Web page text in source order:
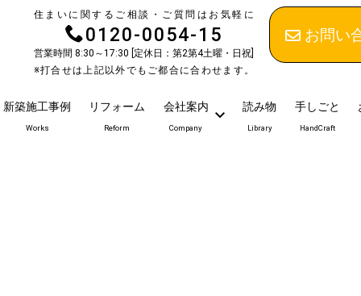
住まいに関するご相談・ご質問はお気軽に
0120-0054-15
営業時間 8:30～17:30 [定休日：第2第4土曜・日祝]
※打合せは上記以外でもご都合に合わせます。
お問い
新築施工事例
Works
リフォーム
Reform
会社案内
Company
読み物
Library
手しごと
HandCraft